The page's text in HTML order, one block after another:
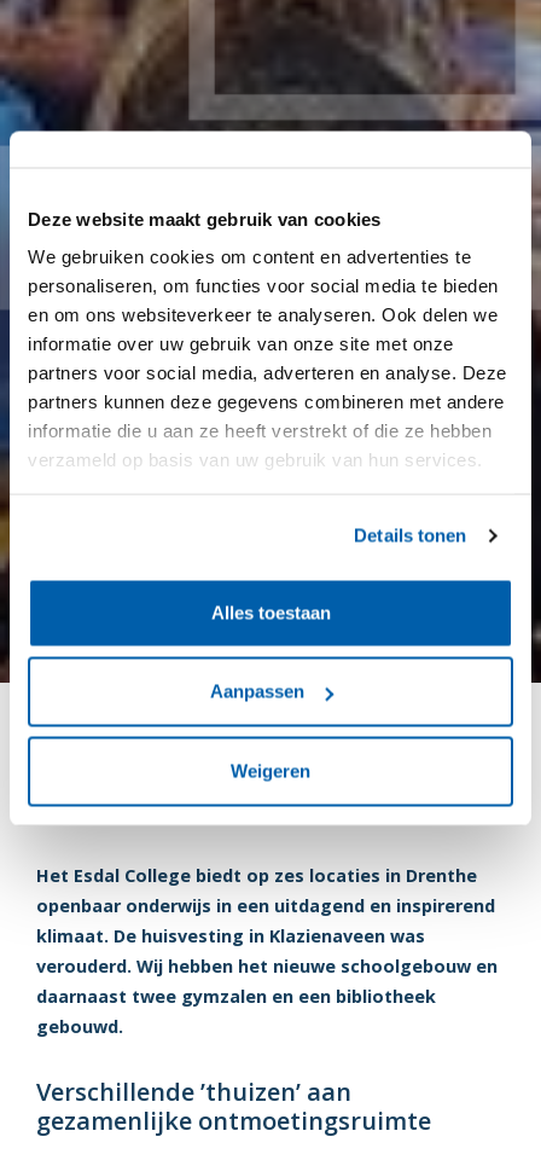
Deze website maakt gebruik van cookies
We gebruiken cookies om content en advertenties te
personaliseren, om functies voor social media te bieden
en om ons websiteverkeer te analyseren. Ook delen we
informatie over uw gebruik van onze site met onze
partners voor social media, adverteren en analyse. Deze
partners kunnen deze gegevens combineren met andere
informatie die u aan ze heeft verstrekt of die ze hebben
verzameld op basis van uw gebruik van hun services.
Details tonen
Alles toestaan
Aanpassen
Weigeren
Nieuwe thuisbasis voor 665
leerlingen
Het Esdal College biedt op zes locaties in Drenthe
openbaar onderwijs in een uitdagend en inspirerend
klimaat. De huisvesting in Klazienaveen was
verouderd. Wij hebben het nieuwe schoolgebouw en
daarnaast twee gymzalen en een bibliotheek
gebouwd.
Verschillende ’thuizen’ aan
gezamenlijke ontmoetingsruimte